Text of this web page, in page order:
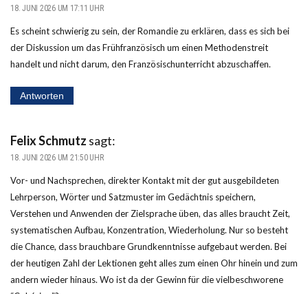
18. JUNI 2026 UM 17:11 UHR
Es scheint schwierig zu sein, der Romandie zu erklären, dass es sich bei
der Diskussion um das Frühfranzösisch um einen Methodenstreit
handelt und nicht darum, den Französischunterricht abzuschaffen.
Antworten
Felix Schmutz sagt:
18. JUNI 2026 UM 21:50 UHR
Vor- und Nachsprechen, direkter Kontakt mit der gut ausgebildeten
Lehrperson, Wörter und Satzmuster im Gedächtnis speichern,
Verstehen und Anwenden der Zielsprache üben, das alles braucht Zeit,
systematischen Aufbau, Konzentration, Wiederholung. Nur so besteht
die Chance, dass brauchbare Grundkenntnisse aufgebaut werden. Bei
der heutigen Zahl der Lektionen geht alles zum einen Ohr hinein und zum
andern wieder hinaus. Wo ist da der Gewinn für die vielbeschworene